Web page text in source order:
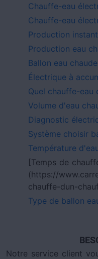
Chauffe-eau
Chauffe-eau
Production
Production eau
Ballon eau
Électrique à
Quel chauffe-eau
Volume d'eau
Diagnostic
Système choisir
Température
[Temps de
(https://
chauffe-dun-
Type de ballon
Notre service client